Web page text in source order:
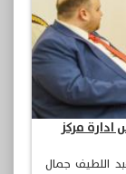
مركز
اللطيف جمال